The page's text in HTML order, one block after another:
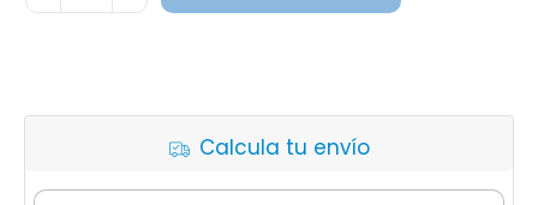
Calcula tu envío